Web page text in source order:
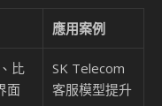
應用案例
比
面
SK Telecom
客服模型提升